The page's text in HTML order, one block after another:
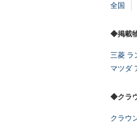
全国
◆掲載
三菱 ラ
マツダ
◆クラ
クラウ